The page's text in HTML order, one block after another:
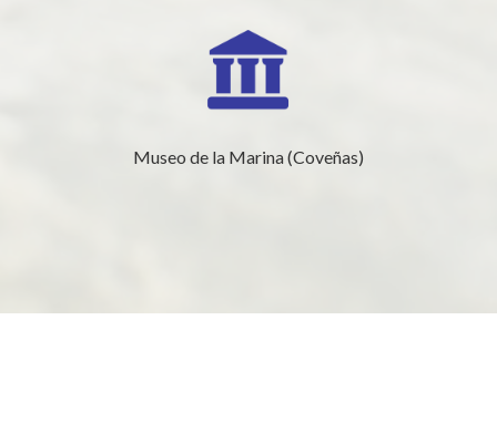
Museo de la Marina (Coveñas)